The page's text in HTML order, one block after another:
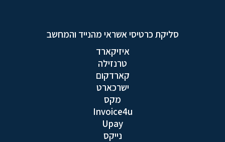
סליקת כרטיסי אשראי מהנייד והמחשב
איזיקארד
טרנזילה
קארדקום
ישרכארט
מקס
Invoice4u
Upay
נייקס